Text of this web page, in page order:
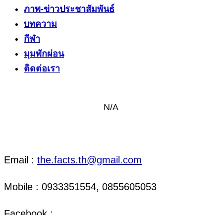
ภาพ-ข่าวประชาสัมพันธ์
บทความ
กีฬา
มุมพักผ่อน
ติดต่อเรา
N/A
Email : the.facts.th@gmail.com
Mobile : 0933351554, 0855605053